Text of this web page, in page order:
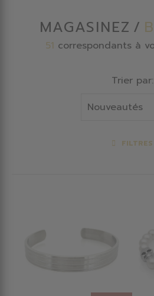
MAGASINEZ
51 correspondants à
Trier par:
FILTRES